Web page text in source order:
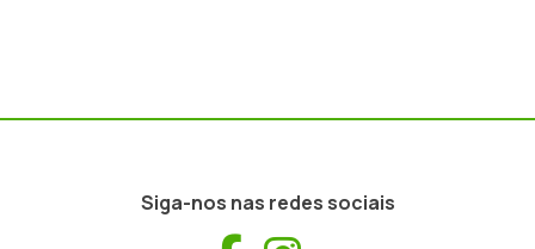
Siga-nos nas redes sociais